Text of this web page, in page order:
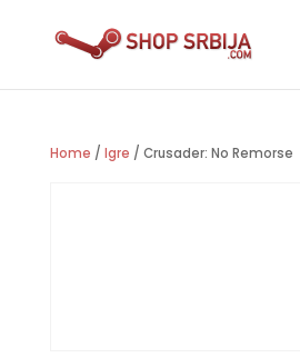
Home / Igre / Crusader: No Remorse